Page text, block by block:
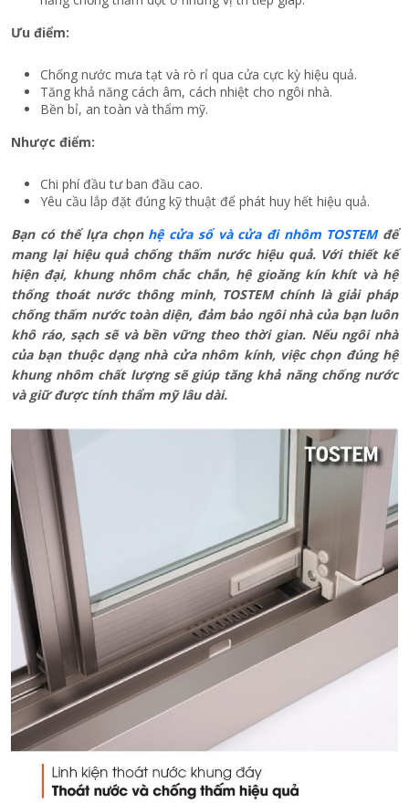
Ưu điểm:
Chống nước mưa tạt và rò rỉ qua cửa cực kỳ hiệu quả.
Tăng khả năng cách âm, cách nhiệt cho ngôi nhà.
Bền bỉ, an toàn và thẩm mỹ.
Nhược điểm:
Chi phí đầu tư ban đầu cao.
Yêu cầu lắp đặt đúng kỹ thuật để phát huy hết hiệu quả.
Bạn có thể lựa chọn hệ cửa sổ và cửa đi nhôm TOSTEMđể
mang lại hiệu quả chống thấm nước hiệu quả. Với thiết kế
hiện đại, khung nhôm chắc chắn, hệ gioăng kín khít và hệ
thống thoát nước thông minh, TOSTEM chính là giải pháp
chống thấm nước toàn diện, đảm bảo ngôi nhà của bạn luôn
khô ráo, sạch sẽ và bền vững theo thời gian. Nếu ngôi nhà
của bạn thuộc dạng nhà cửa nhôm kính, việc chọn đúng hệ
khung nhôm chất lượng sẽ giúp tăng khả năng chống nước
và giữ được tính thẩm mỹ lâu dài.